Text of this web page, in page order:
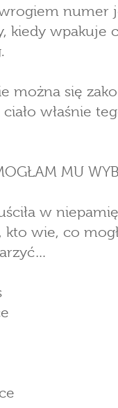
numer
kiedy wpakuje
można się
właśnie
MU
w
kto wie, co